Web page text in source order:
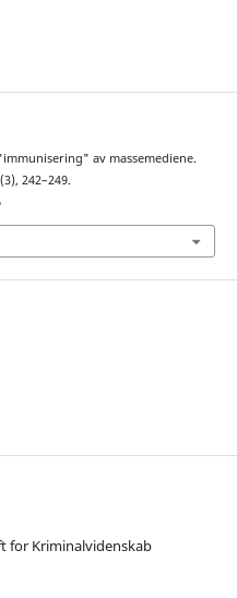
av massemediene.
(3), 242–249.
for Kriminalvidenskab